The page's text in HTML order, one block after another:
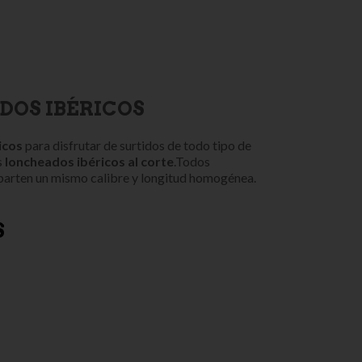
IBÉRICOS
para disfrutar de surtidos de todo tipo de
loncheados ibéricos al corte.Todos
un mismo calibre y longitud homogénea.